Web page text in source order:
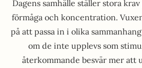
Dagens samhälle ställer stora
förmåga och koncentration.
på att passa in i olika
om de inte upplevs som
återkommande besvär mer att